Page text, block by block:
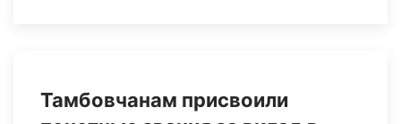
Тамбовчанам присвоили